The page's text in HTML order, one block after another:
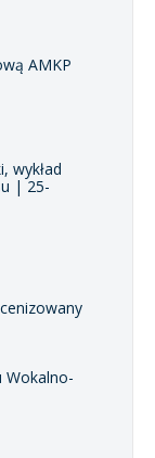
AMKP
wykład
| 25-
Wokalno-